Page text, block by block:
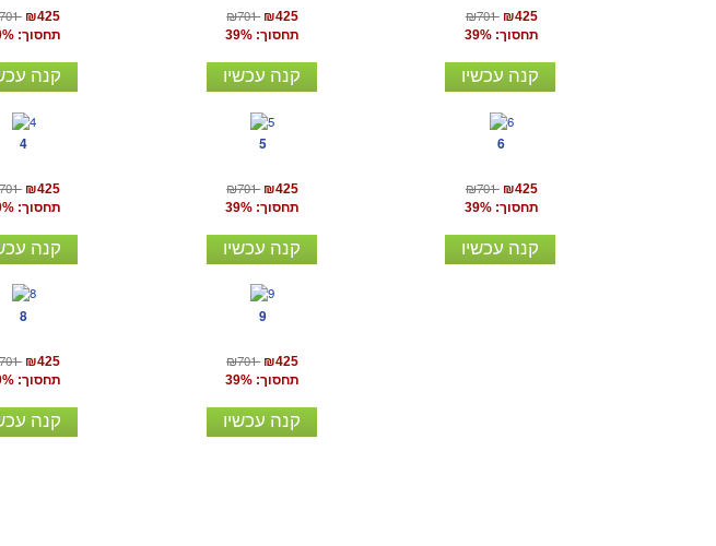
₪425
תחסוך: 39%
קנה
₪701 ₪425
תחסוך: 39%
קנה עכשיו
₪701 ₪425
תחסוך: 39%
קנה עכשיו
4
₪425
תחסוך: 39%
קנה
5
₪701 ₪425
תחסוך: 39%
קנה עכשיו
6
₪701 ₪425
תחסוך: 39%
קנה עכשיו
8
₪425
תחסוך: 39%
קנה
9
₪701 ₪425
תחסוך: 39%
קנה עכשיו